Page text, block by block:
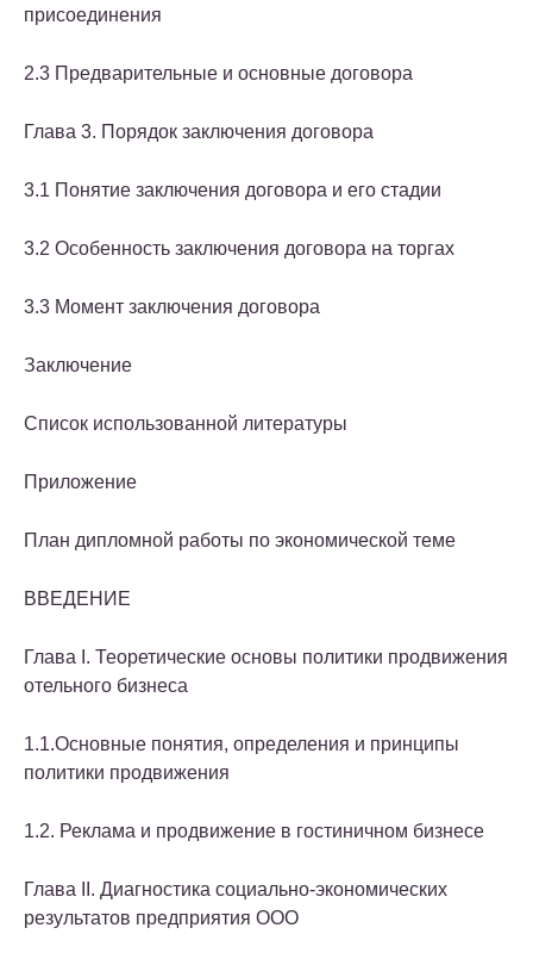
присоединения
2.3 Предварительные и основные договора
Глава 3. Порядок заключения договора
3.1 Понятие заключения договора и его стадии
3.2 Особенность заключения договора на торгах
3.3 Момент заключения договора
Заключение
Список использованной литературы
Приложение
План дипломной работы по экономической теме
ВВЕДЕНИЕ
Глава I. Теоретические основы политики продвижения
отельного бизнеса
1.1.Основные понятия, определения и принципы
политики продвижения
1.2. Реклама и продвижение в гостиничном бизнесе
Глава II. Диагностика социально-экономических
результатов предприятия ООО